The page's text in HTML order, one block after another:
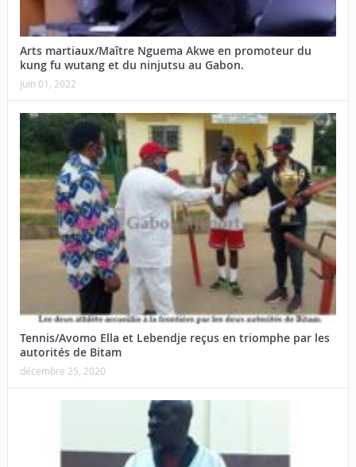
Arts martiaux/Maître Nguema Akwe en promoteur du
kung fu wutang et du ninjutsu au Gabon.
juin 01, 2022
Tennis/Avomo Ella et Lebendje reçus en triomphe par les
autorités de Bitam
décembre 25, 2020